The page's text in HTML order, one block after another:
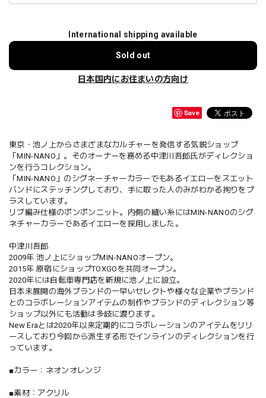
International shipping available
Sold out
日本国内にお住まいの方向け
Save
東京・池ノ上からさまざまなカルチャーを発信する気鋭ショップ
「MIN-NANO」。そのオーナーを務める中津川吾郎氏がディレクショ
ンを行うコレクション。
「MIN-NANO」のシグネーチャーカラーでもあるイエローをスエット
バンドにステッチングしており、手に取った人のみがわかる拘りをプ
ラスしています。
リブ編み仕様のポンポンニット。内側の縫い糸にはMIN-NANOのシグ
ネチャーカラーであるイエローを採用しました。
中津川吾郎
2009年 池ノ上にショップMIN-NANOオープン。
2015年 原宿にショップTOXGOを共同オープン。
2020年には自転車専門店を新規に池ノ上に設立。
日本未展開の海外ブランドの一早いセレクトや様々な企業やブランド
とのコラボレーションアイテムの制作やブランドのディレクション等
ショップ以外にも活動は多岐に渡ります。
New Eraとは2020年以来定期的にコラボレーションのアイテムをリリ
ースしており今回から派生する形でインラインのディレクションを行
っています。
■カラー：ネオンオレンジ
■素材：アクリル